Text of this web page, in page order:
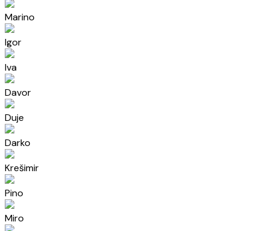
Marino
Igor
Iva
Davor
Duje
Darko
Krešimir
Pino
Miro